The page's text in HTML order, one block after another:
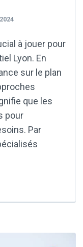
à jouer pour
Lyon. En
sur le plan
que les
pour
Par